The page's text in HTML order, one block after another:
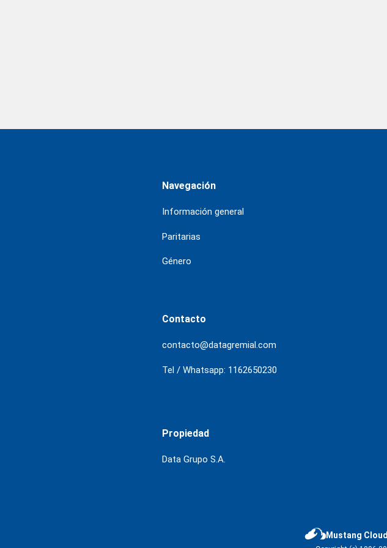
Navegación
Información general
Paritarias
Género
Contacto
contacto@datagremial.com
Tel / Whatsapp: 1162650230
Propiedad
Data Grupo S.A.
Mustang Cloud